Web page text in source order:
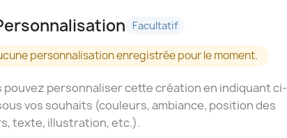
Facultatif
personnalisation enregistrée pour le moment.
pouvez personnaliser cette création en indiquant ci-
vos souhaits (couleurs, ambiance, position des
texte, illustration, etc.).